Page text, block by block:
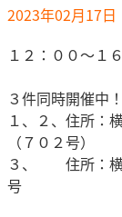
2023年02月17日
１２：００～１
３件同時開催中
１、２、住所：
（７０２号）
３、 住所：横
号